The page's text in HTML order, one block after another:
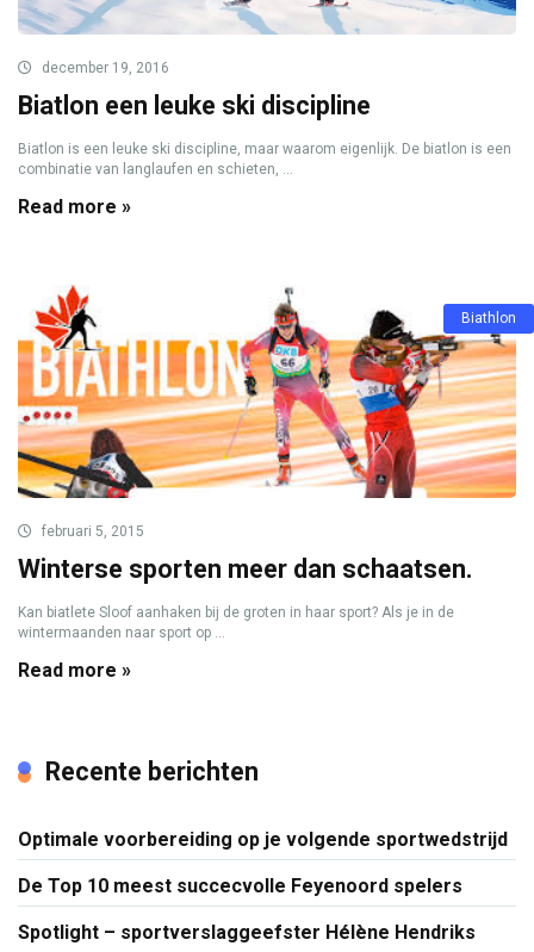
december 19, 2016
Biatlon een leuke ski discipline
Biatlon is een leuke ski discipline, maar waarom eigenlijk. De biatlon is een
combinatie van langlaufen en schieten, ...
Read more »
Biathlon
februari 5, 2015
Winterse sporten meer dan schaatsen.
Kan biatlete Sloof aanhaken bij de groten in haar sport? Als je in de
wintermaanden naar sport op ...
Read more »
Recente berichten
Optimale voorbereiding op je volgende sportwedstrijd
De Top 10 meest succecvolle Feyenoord spelers
Spotlight – sportverslaggeefster Hélène Hendriks